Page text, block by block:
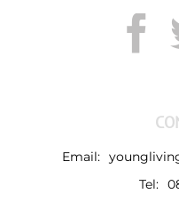
Email:
Tel: